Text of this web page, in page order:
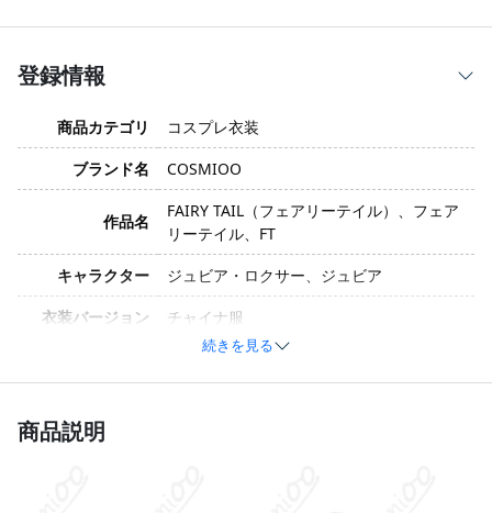
登録情報
商品カテゴリ
コスプレ衣装
ブランド名
COSMIOO
作品名
FAIRY TAIL（フェアリーテイル）、フェア
リーテイル、FT
キャラクター
ジュビア・ロクサー、ジュビア
衣装バージョン
チャイナ服
S、M、L、XL、XXL、オーダーメイド
続きを見る
商品説明